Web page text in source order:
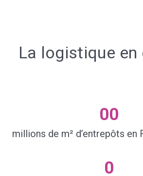
La logistique
00
millions de m² d’entrepôts en
0